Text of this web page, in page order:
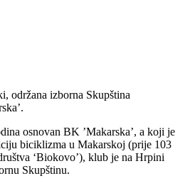
održana izborna Skupština
osnovan BK ’Makarska’, a koji je
biciklizma u Makarskoj (prije 103
‘Biokovo’), klub je na Hrpini
Skupštinu.